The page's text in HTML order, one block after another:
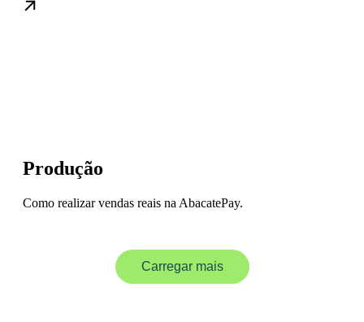
Produção
Como realizar vendas reais na AbacatePay.
Carregar mais